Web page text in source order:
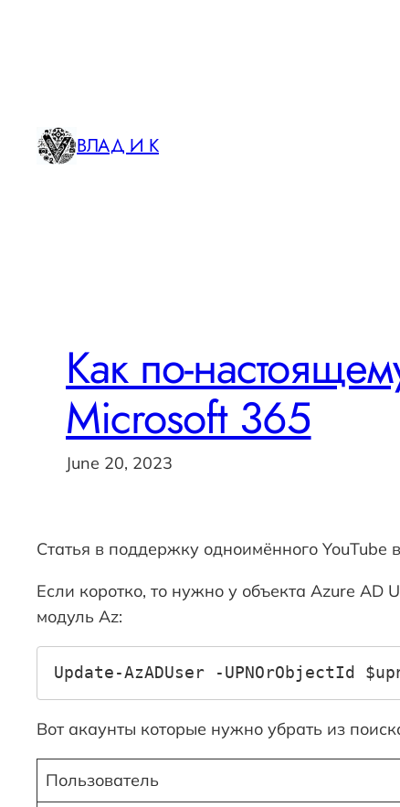
ВЛАД И К
Как по-
Microsoft 365
June 20, 2023
Статья в поддержку одноимённого YouTube
Если коротко, то нужно у объекта Azure AD
модуль Az:
Update-AzADUser -UPNOrObjectId
Вот акаунты которые нужно убрать из
Пользователь